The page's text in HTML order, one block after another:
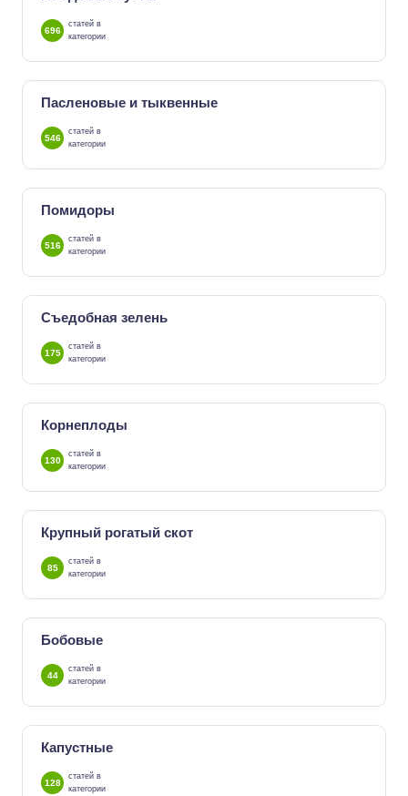
696
статей в
категории
Пасленовые и тыквенные
546
статей в
категории
Помидоры
516
статей в
категории
Съедобная зелень
175
статей в
категории
Корнеплоды
130
статей в
категории
Крупный рогатый скот
85
статей в
категории
Бобовые
44
статей в
категории
Капустные
128
статей в
категории